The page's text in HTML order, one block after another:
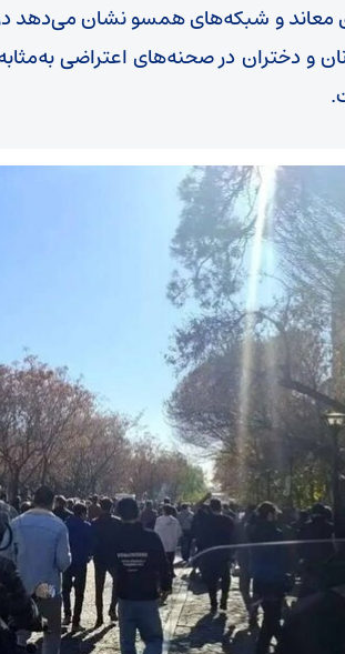
معاند و شبکه‌های همسو نشان می‌دهد
و دختران در صحنه‌های اعتراضی
150 میلیارد دلاری در منطقه پارس